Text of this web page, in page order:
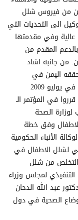
من فيروس شلل
الوكيل الى التحديات التي
عالية وفي مقدمتها
المقدم من
من جانبه اشاد
حققه اليمن في
استئصال شلل الاطفال وإعلان خلوه من المرض في يوليو 2009
في المؤتمر الـ
الصحة
وفق خطة
الأنباء الحكومية
لشلل الاطفال في
من شلل
لمجلس وزراء
عبد الله الدحان
الصحية في دول